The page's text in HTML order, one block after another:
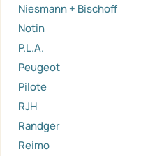
Niesmann + Bischoff
Notin
P.L.A.
Peugeot
Pilote
RJH
Randger
Reimo